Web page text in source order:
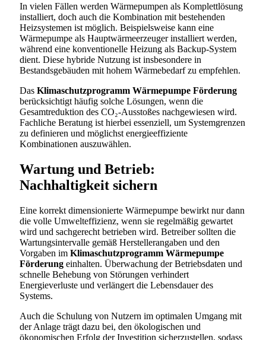
In vielen Fällen werden Wärmepumpen als Komplettlösung
installiert, doch auch die Kombination mit bestehenden
Heizsystemen ist möglich. Beispielsweise kann eine
Wärmepumpe als Hauptwärmeerzeuger installiert werden,
während eine konventionelle Heizung als Backup-System
dient. Diese hybride Nutzung ist insbesondere in
Bestandsgebäuden mit hohem Wärmebedarf zu empfehlen.
Das Klimaschutzprogramm Wärmepumpe Förderung
berücksichtigt häufig solche Lösungen, wenn die
Gesamtreduktion des CO₂-Ausstoßes nachgewiesen wird.
Fachliche Beratung ist hierbei essenziell, um Systemgrenzen
zu definieren und möglichst energieeffiziente
Kombinationen auszuwählen.
Wartung und Betrieb:
Nachhaltigkeit sichern
Eine korrekt dimensionierte Wärmepumpe bewirkt nur dann
die volle Umwelteffizienz, wenn sie regelmäßig gewartet
wird und sachgerecht betrieben wird. Betreiber sollten die
Wartungsintervalle gemäß Herstellerangaben und den
Vorgaben im Klimaschutzprogramm Wärmepumpe
Förderung einhalten. Überwachung der Betriebsdaten und
schnelle Behebung von Störungen verhindert
Energieverluste und verlängert die Lebensdauer des
Systems.
Auch die Schulung von Nutzern im optimalen Umgang mit
der Anlage trägt dazu bei, den ökologischen und
ökonomischen Erfolg der Investition sicherzustellen, sodass